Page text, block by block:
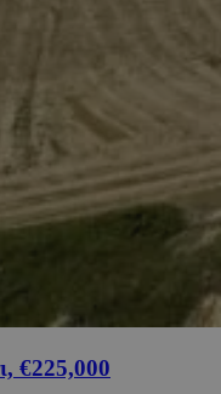
€225,000